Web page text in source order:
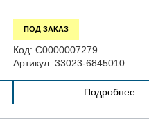
ПОД ЗАКАЗ
Код: С0000007279
Артикул: 33023-6845010
Подробнее